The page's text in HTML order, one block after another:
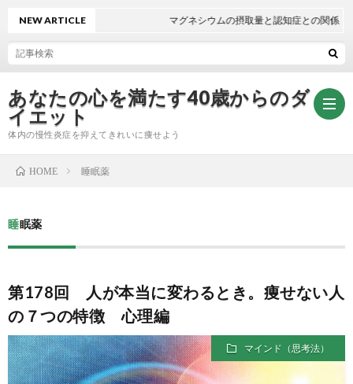
あなたの心を満たす40歳からのダ
イエット
体内の慢性炎症を抑えてきれいに痩せよう
ル
経
NEW ARTICLE マグネシウムの摂取量と認知症との関係
HOME 睡眠薬
睡眠薬
第178回 人が本当に変わるとき。痩せない人
の７つの特徴 心理編
マインド（思考法）